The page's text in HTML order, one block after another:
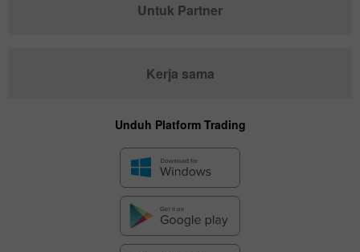
Untuk Partner
Kerja sama
Unduh Platform Trading